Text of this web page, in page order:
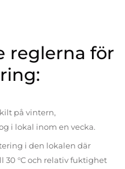
reglerna för
på vintern,
i lokal inom en vecka.
i den lokalen där
30 °C och relativ fuktighet